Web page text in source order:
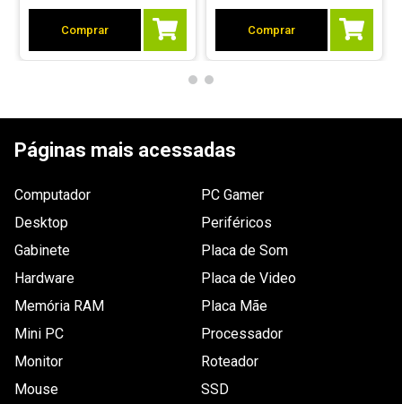
Essa avaliação foi útil? 0 0
ESCREVER AVALIAÇÃO
Comprar Comprar
Páginas mais acessadas
Computador
Desktop
Gabinete
Hardware
Memória RAM
Mini PC
Monitor
Mouse
PC Gamer
Periféricos
Placa de Som
Placa de Video
Placa Mãe
Processador
Roteador
SSD